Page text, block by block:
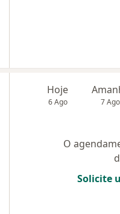
Hoje
6 Ago 7 Ago
O
Solicite